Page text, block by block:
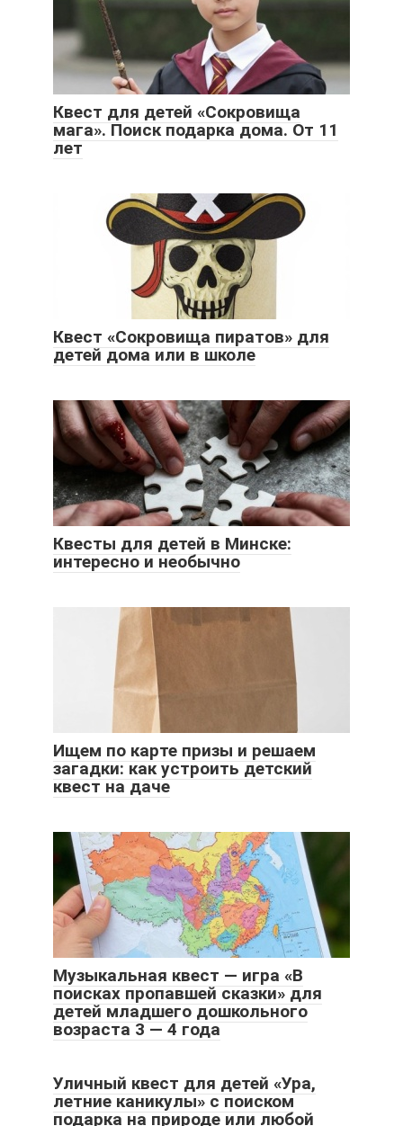
Квест для детей «Сокровища
мага». Поиск подарка дома. От 11
лет
Квест «Сокровища пиратов» для
детей дома или в школе
Квесты для детей в Минске:
интересно и необычно
Ищем по карте призы и решаем
загадки: как устроить детский
квест на даче
Музыкальная квест — игра «В
поисках пропавшей сказки» для
детей младшего дошкольного
возраста 3 — 4 года
Уличный квест для детей «Ура,
летние каникулы» с поиском
подарка на природе или любой